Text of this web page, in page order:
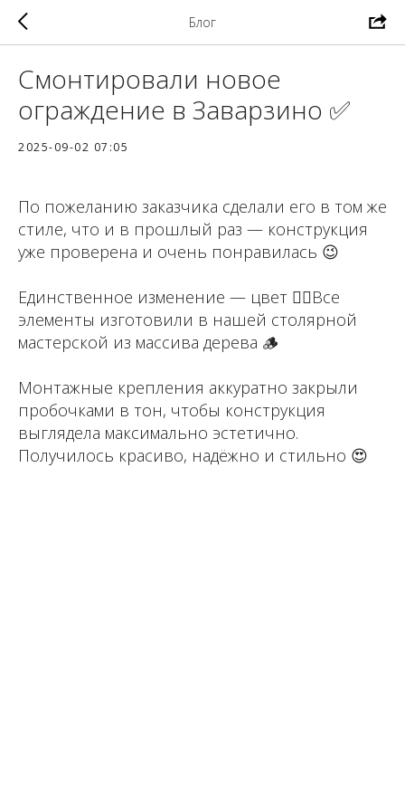
Блог
Смонтировали новое
ограждение в Заварзино ✅
2025-09-02 07:05
По пожеланию заказчика сделали его в том же
стиле, что и в прошлый раз — конструкция
уже проверена и очень понравилась 😉
Единственное изменение — цвет ☝🏻Все
элементы изготовили в нашей столярной
мастерской из массива дерева 🪵
Монтажные крепления аккуратно закрыли
пробочками в тон, чтобы конструкция
выглядела максимально эстетично.
Получилось красиво, надёжно и стильно 😍